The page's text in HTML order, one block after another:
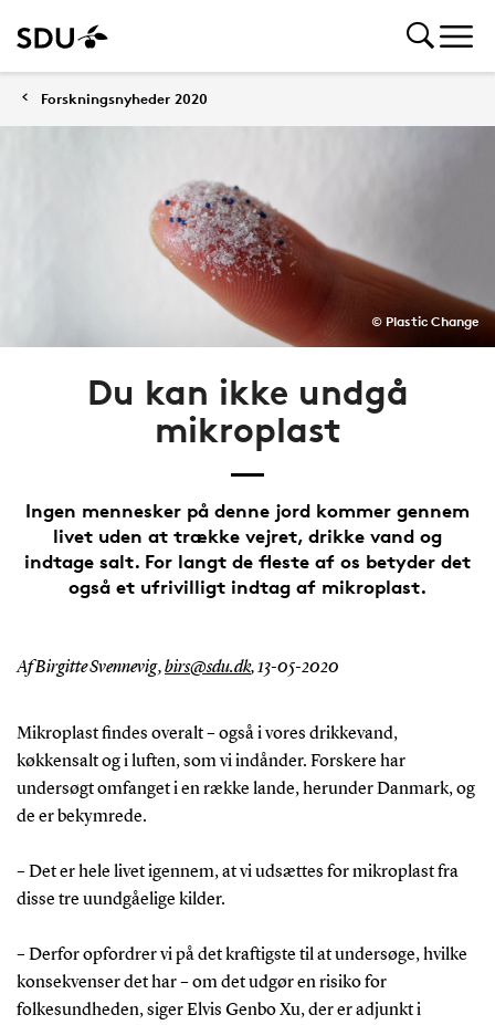
Forskningsnyheder 2020
© Plastic Change
Du kan ikke undgå
mikroplast
Ingen mennesker på denne jord kommer gennem
livet uden at trække vejret, drikke vand og
indtage salt. For langt de fleste af os betyder det
også et ufrivilligt indtag af mikroplast.
Af Birgitte Svennevig,birs@sdu.dk,13-05-2020
Mikroplast findes overalt – også i vores drikkevand,
køkkensalt og i luften, som vi indånder. Forskere har
undersøgt omfanget i en række lande, herunder Danmark, og
de er bekymrede.
– Det er hele livet igennem, at vi udsættes for mikroplast fra
disse tre uundgåelige kilder.
– Derfor opfordrer vi på det kraftigste til at undersøge, hvilke
konsekvenser det har – om det udgør en risiko for
folkesundheden, siger Elvis Genbo Xu, der er adjunkt i